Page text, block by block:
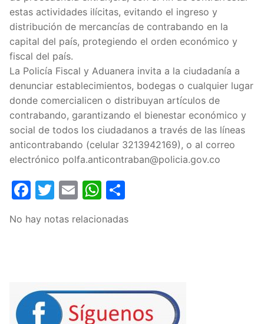
estas actividades ilícitas, evitando el ingreso y
distribución de mercancías de contrabando en la
capital del país, protegiendo el orden económico y
fiscal del país.
La Policía Fiscal y Aduanera invita a la ciudadanía a
denunciar establecimientos, bodegas o cualquier lugar
donde comercialicen o distribuyan artículos de
contrabando, garantizando el bienestar económico y
social de todos los ciudadanos a través de las líneas
anticontrabando (celular 3213942169), o al correo
electrónico polfa.anticontraban@policia.gov.co
Facebook
Twitter
EmailWhatsApp
No hay notas relacionadas